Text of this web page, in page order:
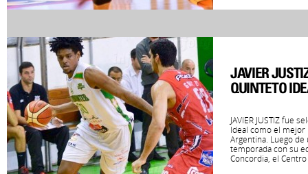
JAVIER
QUINTETO
JAVIER JUSTIZ fue
Ideal como el mejor
Argentina. Luego
temporada con su
Concordia, el Centro